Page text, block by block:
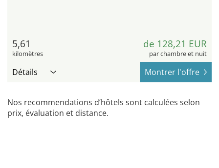
5,61
kilomètres
de 128,21 EUR
par chambre et nuit
Détails Montrer l'offre
Nos recommendations d’hôtels sont calculées selon
prix, évaluation et distance.